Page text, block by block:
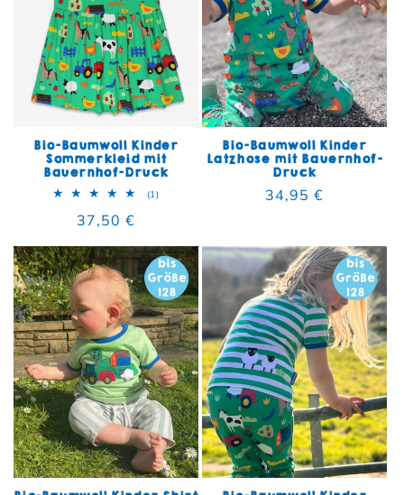
Bio-Baumwoll Kinder
Sommerkleid mit
Bauernhof-Druck
(1)1 Bewertungen insgesamt
Normaler Preis
37,50 €
Bio-Baumwoll Kinder
Latzhose mit Bauernhof-
Druck
Normaler Preis
34,95 €